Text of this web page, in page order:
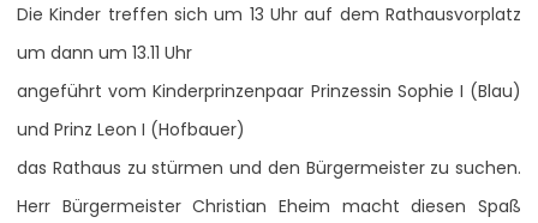
Die Kinder treffen sich um 13 Uhr auf dem Rathausvorplatz
um dann um 13.11 Uhr
angeführt vom Kinderprinzenpaar Prinzessin Sophie I (Blau)
und Prinz Leon I (Hofbauer)
das Rathaus zu stürmen und den Bürgermeister zu suchen.
Herr Bürgermeister Christian Eheim macht diesen Spaß